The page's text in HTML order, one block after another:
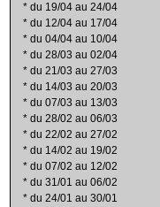
* du 19/04 au 24/04
* du 12/04 au 17/04
* du 04/04 au 10/04
* du 28/03 au 02/04
* du 21/03 au 27/03
* du 14/03 au 20/03
* du 07/03 au 13/03
* du 28/02 au 06/03
* du 22/02 au 27/02
* du 14/02 au 19/02
* du 07/02 au 12/02
* du 31/01 au 06/02
* du 24/01 au 30/01